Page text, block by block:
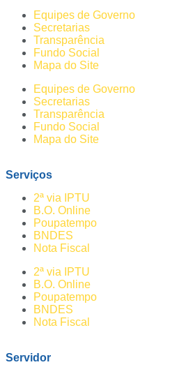
Equipes de Governo
Secretarias
Transparência
Fundo Social
Mapa do Site
Equipes de Governo
Secretarias
Transparência
Fundo Social
Mapa do Site
Serviços
2ª via IPTU
B.O. Online
Poupatempo
BNDES
Nota Fiscal
2ª via IPTU
B.O. Online
Poupatempo
BNDES
Nota Fiscal
Servidor